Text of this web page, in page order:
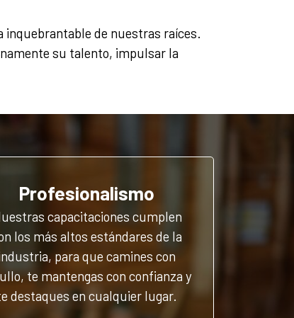
inquebrantable de nuestras raíces.
su talento, impulsar la
Profesionalismo
capacitaciones cumplen
los más altos estándares de la
para que camines con
te mantengas con confianza y
destaques en cualquier lugar.